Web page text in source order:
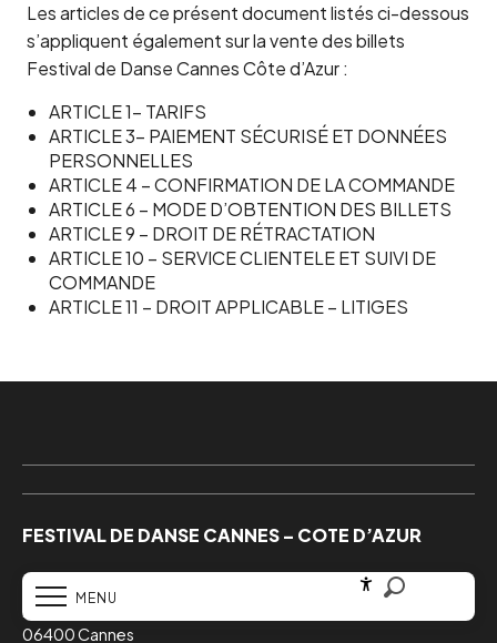
MENU Accessibilité
Recherche
Les articles de ce présent document listés ci-dessous
s’appliquent également sur la vente des billets
Festival de Danse Cannes Côte d’Azur :
ARTICLE 1- TARIFS
ARTICLE 3- PAIEMENT SÉCURISÉ ET DONNÉES
PERSONNELLES
ARTICLE 4 – CONFIRMATION DE LA COMMANDE
ARTICLE 6 – MODE D’OBTENTION DES BILLETS
ARTICLE 9 – DROIT DE RÉTRACTATION
ARTICLE 10 – SERVICE CLIENTELE ET SUIVI DE
COMMANDE
ARTICLE 11 – DROIT APPLICABLE – LITIGES
FESTIVAL DE DANSE CANNES – COTE D’AZUR
Billetterie Palais des Festivals
La Croisette – Esplanade G. Pompidou
06400 Cannes